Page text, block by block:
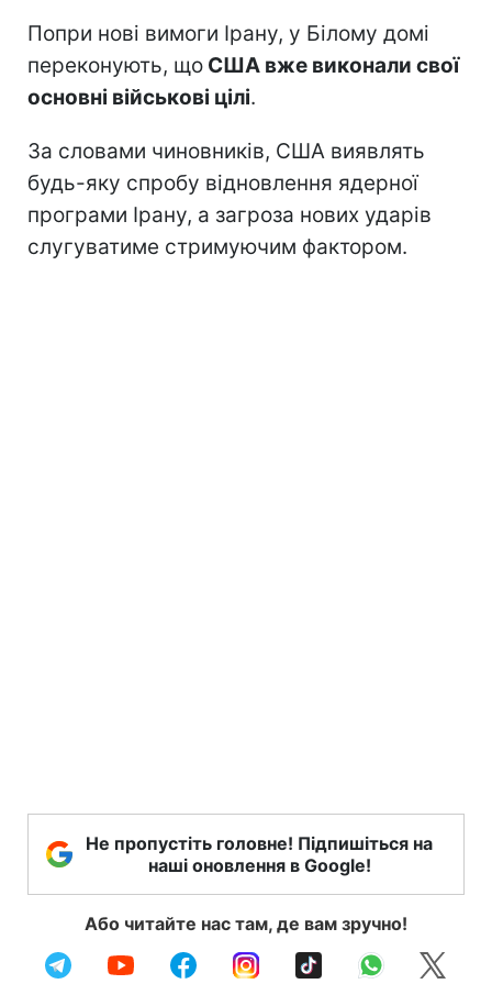
Попри нові вимоги Ірану, у Білому домі
переконують, що США вже виконали свої
основні військові цілі.
За словами чиновників, США виявлять
будь-яку спробу відновлення ядерної
програми Ірану, а загроза нових ударів
слугуватиме стримуючим фактором.
Не пропустіть головне! Підпишіться на
наші оновлення в Google!
Або читайте нас там, де вам зручно!